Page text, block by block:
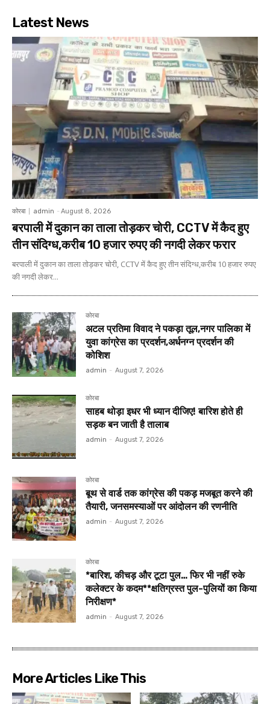
Latest News
कोरबा admin - August 8, 2026
बरपाली में दुकान का ताला तोड़कर चोरी, CCTV में कैद हुए
तीन संदिग्ध,करीब 10 हजार रुपए की नगदी लेकर फरार
बरपाली में दुकान का ताला तोड़कर चोरी, CCTV में कैद हुए तीन संदिग्ध,करीब 10 हजार रुपए
की नगदी लेकर...
कोरबा
अटल प्रतिमा विवाद ने पकड़ा तूल,नगर पालिका में
युवा कांग्रेस का प्रदर्शन,अर्धनग्न प्रदर्शन की
कोशिश
admin - August 7, 2026
कोरबा
साहब थोड़ा इधर भी ध्यान दीजिए! बारिश होते ही
सड़क बन जाती है तालाब
admin - August 7, 2026
कोरबा
बूथ से वार्ड तक कांग्रेस की पकड़ मजबूत करने की
तैयारी, जनसमस्याओं पर आंदोलन की रणनीति
admin - August 7, 2026
कोरबा
*बारिश, कीचड़ और टूटा पुल… फिर भी नहीं रुके
कलेक्टर के कदम**क्षतिग्रस्त पुल-पुलियों का किया
निरीक्षण*
admin - August 7, 2026
More Articles Like This